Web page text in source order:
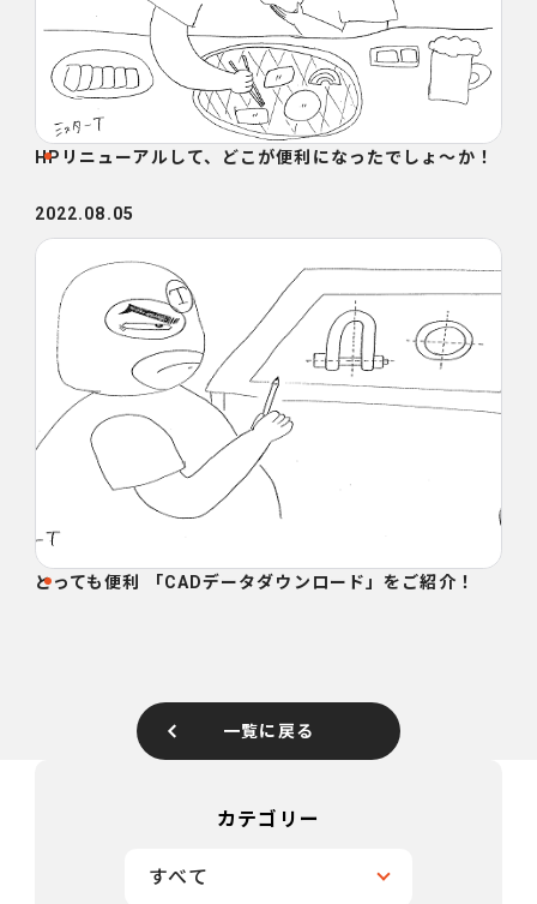
HPリニューアルして、どこが便利になったでしょ～か！
2022.08.05
とっても便利 「CADデータダウンロード」をご紹介！
一覧に戻る
カテゴリー
すべて